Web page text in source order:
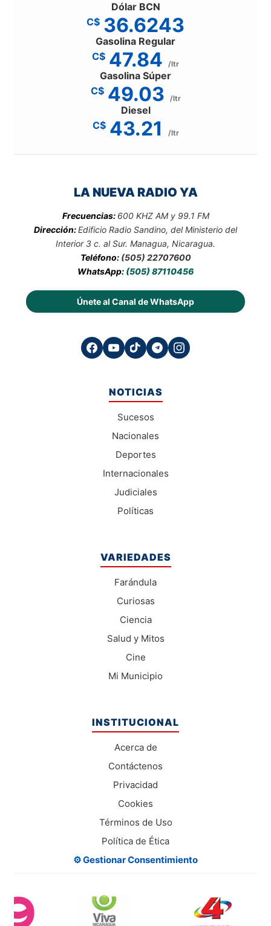
Dólar BCN
C$ 36.6243
Gasolina Regular
C$ 47.84 /ltr
Gasolina Súper
C$ 49.03 /ltr
Diesel
C$ 43.21 /ltr
LA NUEVA RADIO YA
Frecuencias: 600 KHZ AM y 99.1 FM
Dirección:Edificio Radio Sandino, del Ministerio del
Interior 3 c. al Sur. Managua, Nicaragua.
Teléfono: (505) 22707600
WhatsApp: (505) 87110456
Únete al Canal de WhatsApp
NOTICIAS
Sucesos
Nacionales
Deportes
Internacionales
Judiciales
Políticas
VARIEDADES
Farándula
Curiosas
Ciencia
Salud y Mitos
Cine
Mi Municipio
INSTITUCIONAL
Acerca de
Contáctenos
Privacidad
Cookies
Términos de Uso
Política de Ética
⚙️ Gestionar Consentimiento